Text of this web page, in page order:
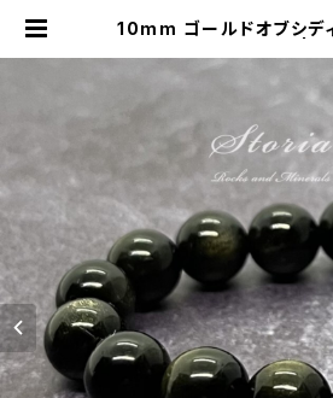
10mm ゴールドオブシデ